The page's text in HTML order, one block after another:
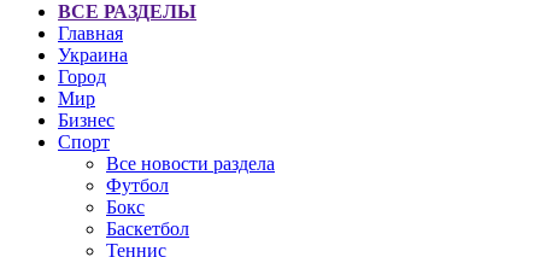
ВСЕ РАЗДЕЛЫ
Главная
Украина
Город
Мир
Бизнес
Спорт
Все новости раздела
Футбол
Бокс
Баскетбол
Теннис